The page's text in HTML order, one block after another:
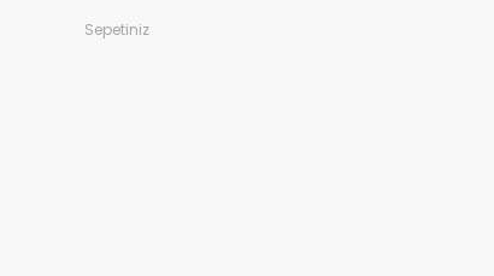
Sepetiniz